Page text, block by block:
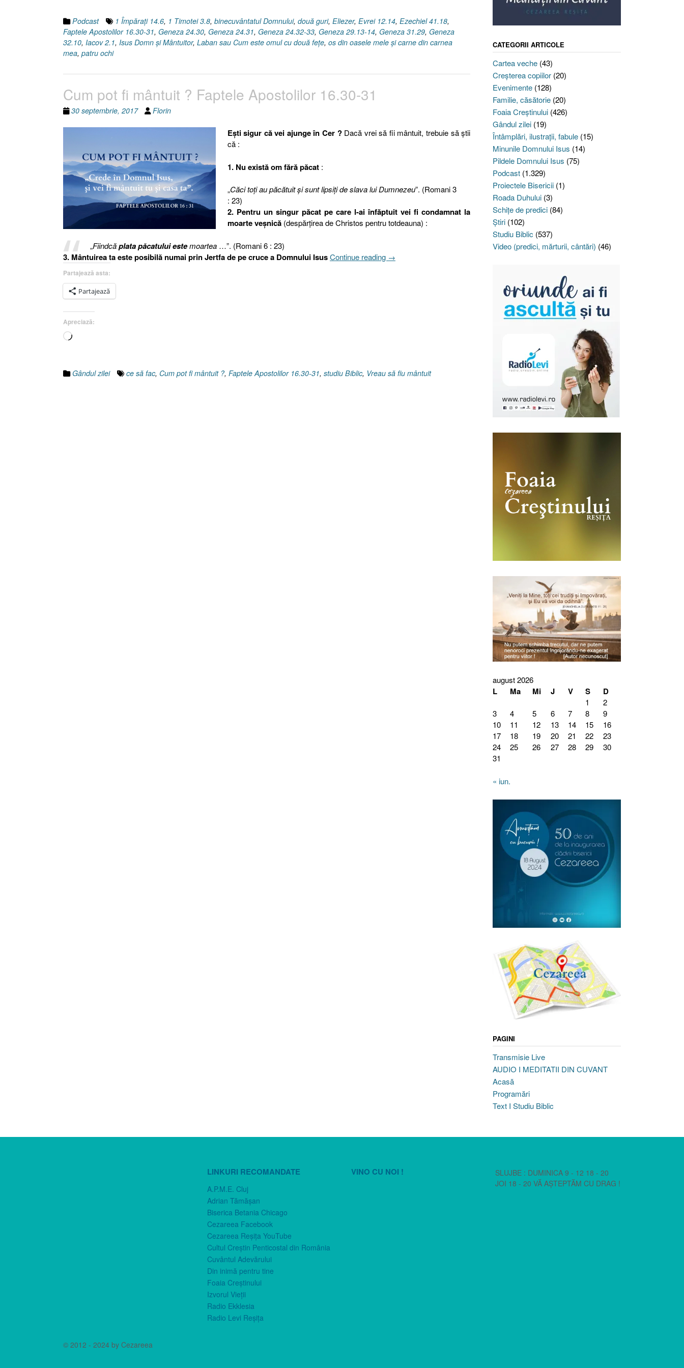
Podcast 1 Împăraţi 14.6, 1 Timotei 3.8, binecuvântatul Domnului, două guri, Eliezer, Evrei 12.14, Ezechiel 41.18,
Faptele Apostolilor 16.30-31, Geneza 24.30, Geneza 24.31, Geneza 24.32-33, Geneza 29.13-14, Geneza 31.29, Geneza
32.10, Iacov 2.1, Isus Domn şi Mântuitor, Laban sau Cum este omul cu două feţe, os din oasele mele şi carne din carnea
mea, patru ochi
Cum pot fi mântuit ? Faptele Apostolilor 16.30-31
30 septembrie, 2017 Florin
Eşti sigur că vei ajunge în Cer ?Dacă vrei să fii mântuit, trebuie să ştii
că :
1. Nu există om fără păcat:
„Căci toţi au păcătuit şi sunt lipsiţi de slava lui Dumnezeu”. (Romani 3
: 23)
2. Pentru un singur păcat pe care l-ai înfăptuit vei fi condamnat la
moarte veşnică(despărţirea de Christos pentru totdeauna) :
„Fiindcăplata păcatului estemoartea…”. (Romani 6 : 23)
3. Mântuirea ta este posibilă numai prin Jertfa de pe cruce a Domnului IsusContinue reading „Cum
→
Partajează asta:
Partajează
Apreciază:
Încarc...
Gândul zilei ce să fac, Cum pot fi mântuit ?, Faptele Apostolilor 16.30-31, studiu Biblic, Vreau să fiu mântuit
CATEGORII ARTICOLE
Cartea veche(43)
Creşterea copiilor(20)
Evenimente(128)
Familie, căsătorie(20)
Foaia Creştinului(426)
Gândul zilei(19)
Întâmplări, ilustraţii, fabule(15)
Minunile Domnului Isus (14)
Pildele Domnului Isus (75)
Podcast(1.329)
Proiectele Bisericii(1)
Roada Duhului(3)
Schiţe de predici(84)
Ştiri(102)
Studiu Biblic (537)
Video (predici, mărturii, cântări) (46)
august 2026
L Ma Mi J V S D
1
2
3
4 5 6 7 8
9
10
11 12 13 14 15
16
17
18 19 20 21 22
23
24
25 26 27 28 29
30
31
« iun.
PAGINI
Transmisie Live
AUDIO I MEDITATII DIN CUVANT
Acasă
Programări
Text I Studiu Biblic
LINKURI RECOMANDATE
A.P.M.E. Cluj
Adrian Tămăşan
Biserica Betania Chicago
Cezareea Facebook
Cezareea Reşiţa YouTube
Cultul Creştin Penticostal din România
Cuvântul Adevărului
Din inimă pentru tine
Foaia Creştinului
Izvorul Vieţii
Radio Ekklesia
Radio Levi Reşiţa
VINO CU NOI !
SLUJBE : DUMINICA 9 - 12 18 - 20
JOI 18 - 20 VĂ AȘTEPTĂM CU DRAG !
© 2012 - 2024 by Cezareea